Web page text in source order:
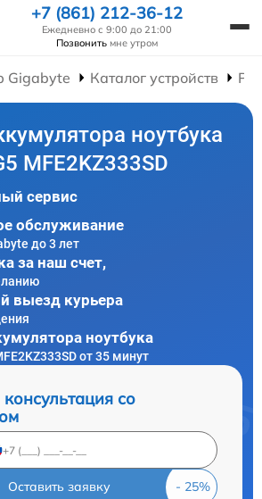
+7 (861) 212-36-12
Ежедневно с 9:00 до 21:00
Позвонить мне утром
Gigabyte Каталог устройств
ноутбука
MFE2KZ333SD
сервис
обслуживание
до 3 лет
за наш счет,
выезд курьера
ноутбука
от 35 минут
со
Оставить заявку